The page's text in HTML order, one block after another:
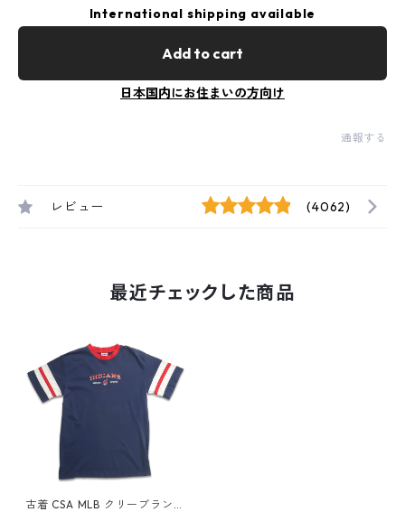
International shipping available
Add to cart
日本国内にお住まいの方向け
通報する
レビュー (4062)
最近チェックした商品
古着 CSA MLB クリーブラン